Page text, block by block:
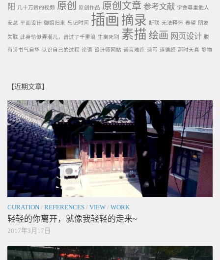
阳
几十万赞的视频 原创 原创作品 原创文章 参考文献 学会尊重他人
安总 平面设计 御姐归来 忘记时间 插画 摘录 断联 无法释怀 春望 朋友
失联 此身恰似弄潮儿，曾过了千重浪 生离死别 素描 绘画 网页设计 腹
有诗书气自华 认识自己的过程 论语 设计师网站 诺言难许 速写 道德经 那时天真 静物
【近期文章】
CURATION / REFERENCES / VIEW / WORK
轻轻的你离开，就像我轻轻的走来~
2017年3月17日